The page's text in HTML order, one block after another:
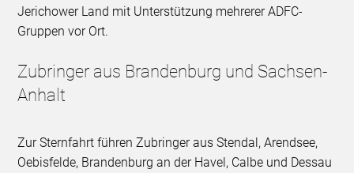
Jerichower Land mit Unterstützung mehrerer ADFC-
Gruppen vor Ort.
Zubringer aus Brandenburg und Sachsen-
Anhalt
Zur Sternfahrt führen Zubringer aus Stendal, Arendsee,
Oebisfelde, Brandenburg an der Havel, Calbe und Dessau